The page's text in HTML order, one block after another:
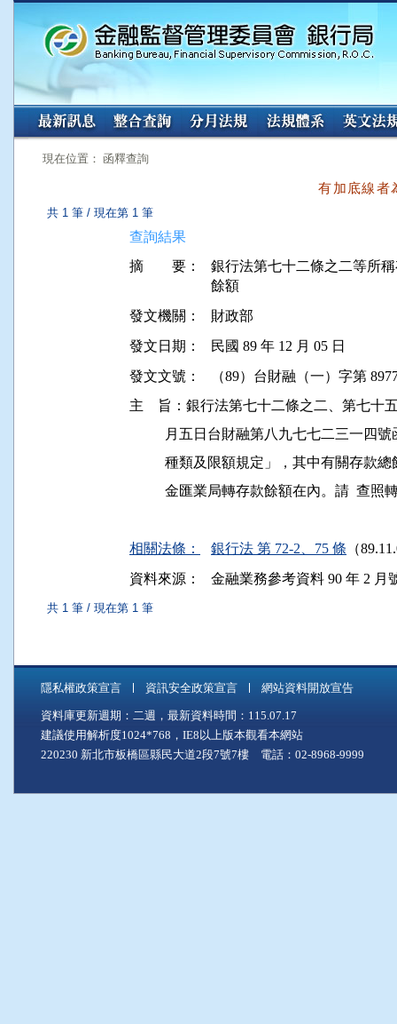
:::
現在位置： 函釋查詢
有加底線者
共 1 筆 / 現在第 1 筆
查詢結果
摘 要：
銀行法第七十二條之二等所
餘額
發文機關：
財政部
發文日期：
民國 89 年 12 月 05 日
發文文號：
（89）台財融（一）字第
主    旨：銀行法第七十二條之二、第七十
月五日台財融第八九七七二三一
種類及限額規定」，其中有關存
金匯業局轉存款餘額在內。請  查照
相關法條： 銀行法 第 72-2、75 條 （
資料來源：
金融業務參考資料 90 年 2 月
共 1 筆 / 現在第 1 筆
隱私權政策宣言 資訊安全政策宣言 網站資料開放宣告
資料庫更新週期：二週，最新資料時間：115.07.17
建議使用解析度1024*768，IE8以上版本觀看本網站
220230 新北市板橋區縣民大道2段7號7樓 電話：02-8968-9999